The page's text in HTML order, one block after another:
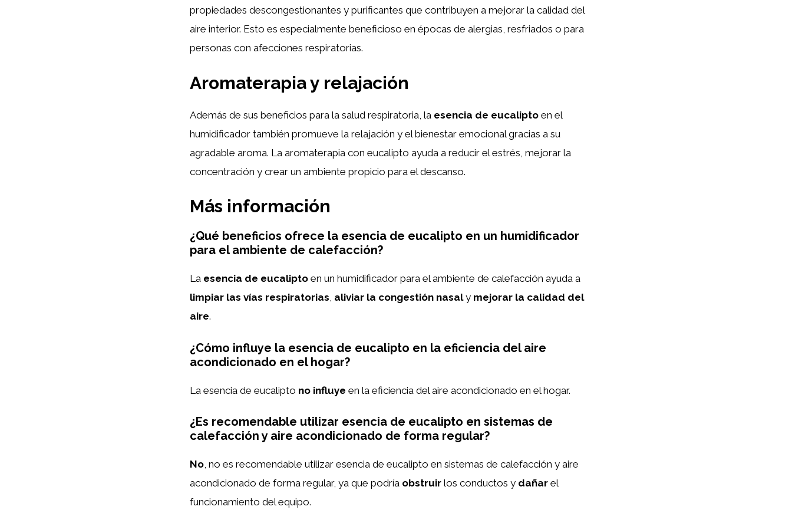
propiedades descongestionantes y purificantes que contribuyen a mejorar la calidad del
aire interior. Esto es especialmente beneficioso en épocas de alergias, resfriados o para
personas con afecciones respiratorias.
Aromaterapia y relajación
Además de sus beneficios para la salud respiratoria, la esencia de eucalipto en el
humidificador también promueve la relajación y el bienestar emocional gracias a su
agradable aroma. La aromaterapia con eucalipto ayuda a reducir el estrés, mejorar la
concentración y crear un ambiente propicio para el descanso.
Más información
¿Qué beneficios ofrece la esencia de eucalipto en un humidificador
para el ambiente de calefacción?
La esencia de eucalipto en un humidificador para el ambiente de calefacción ayuda a
limpiar las vías respiratorias, aliviar la congestión nasaly mejorar la calidad del
aire.
¿Cómo influye la esencia de eucalipto en la eficiencia del aire
acondicionado en el hogar?
La esencia de eucalipto no influye en la eficiencia del aire acondicionado en el hogar.
¿Es recomendable utilizar esencia de eucalipto en sistemas de
calefacción y aire acondicionado de forma regular?
No, no es recomendable utilizar esencia de eucalipto en sistemas de calefacción y aire
acondicionado de forma regular, ya que podría obstruir los conductos y dañar el
funcionamiento del equipo.